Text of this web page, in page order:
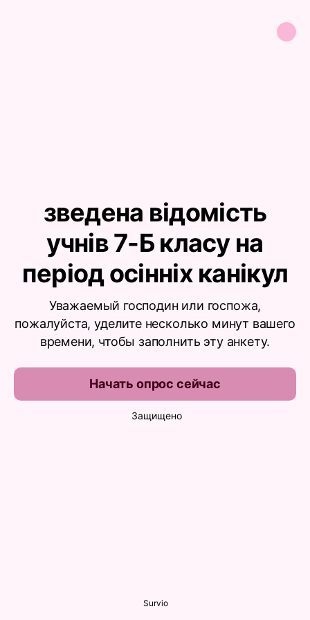
зведена відомість
учнів 7-Б класу на
період осінніх канікул
Уважаемый господин или госпожа,
пожалуйста, уделите несколько минут вашего
времени, чтобы заполнить эту анкету.
Начать опрос сейчас
Защищено
Survio